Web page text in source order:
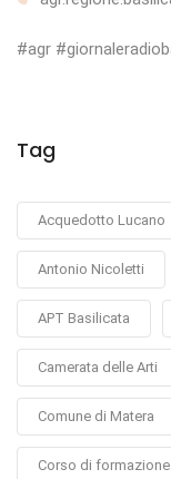
#agr
Tag
Acquedotto Lucano
Antonio Nicoletti
APT Basilicata
Camerata delle Arti
Comune di Matera
Corso di formazione